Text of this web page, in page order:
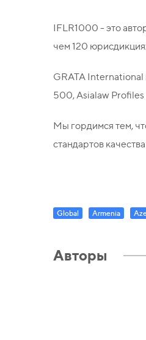
IFLR1000 - это
чем 120
GRATA
500, Asialaw
Мы гордимся тем,
стандартов
Global Armenia
Авторы